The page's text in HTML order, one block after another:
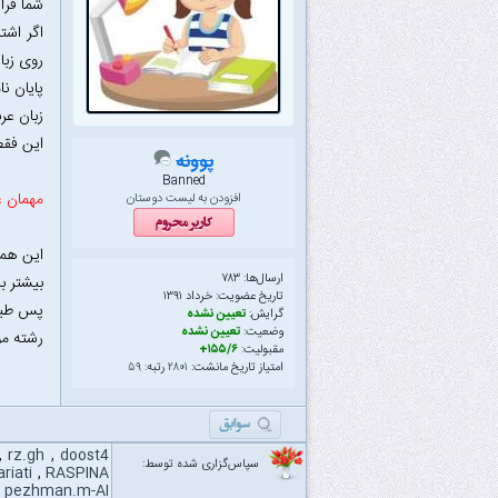
پوونه
Banned
افزودن به لیست دوستان
ارسال‌ها: ۷۸۳
تاریخ عضویت: خرداد ۱۳۹۱
گرایش:تعیین نشده
وضعیت:تعیین نشده
مقبولیت:۱۵۵/۶+
امتیاز تاریخ مانشت: ۲۸۰۱رتبه:۵۹
شما
اگر
روی
زبان
این
این
بیشتر
پس
رشته
سپاس‌گزاری شده توسط: doost4
,
rz.gh
RASPINA
,
pezhman.m-AI